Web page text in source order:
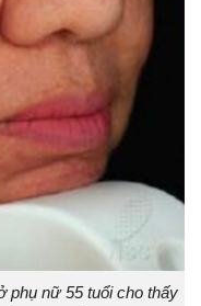
phụ nữ 55 tuổi cho thấy